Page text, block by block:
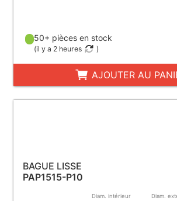
50+ pièces en stock
(il y a 2 heures )
AJOUTER AU
BAGUE LISSE
PAP1515-P10
Diam. intérieur Diam.